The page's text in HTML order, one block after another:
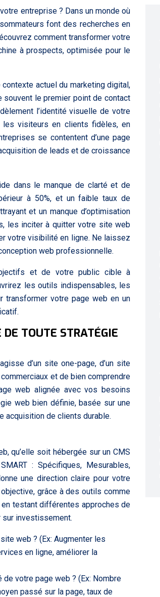
entreprise ? Dans un monde où
font des recherches en
comment transformer votre
à prospects, optimisée pour le
contexte actuel du marketing digital,
souvent le premier point de contact
l’identité visuelle de votre
les visiteurs en clients fidèles, en
se contentent d’une page
de leads et de croissance
dans le manque de clarté et de
à 50%, et un faible taux de
et un manque d’optimisation
les inciter à quitter votre site web
votre visibilité en ligne. Ne laissez
web professionnelle.
et de votre public cible à
les outils indispensables, les
transformer votre page web en un
TOUTE STRATÉGIE
d’un site one-page, d’un site
et de bien comprendre
web alignée avec vos besoins
web bien définie, basée sur une
acquisition de clients durable.
qu’elle soit hébergée sur un CMS
: Spécifiques, Mesurables,
une direction claire pour votre
grâce à des outils comme
testant différentes approches de
sur investissement.
web ? (Ex: Augmenter les
en ligne, améliorer la
votre page web ? (Ex: Nombre
passé sur la page, taux de